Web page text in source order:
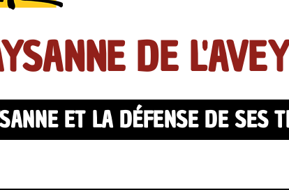
DE
ET LA DÉFENSE DE SES